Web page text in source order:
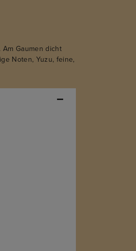
Am Gaumen dicht
Noten, Yuzu, feine,